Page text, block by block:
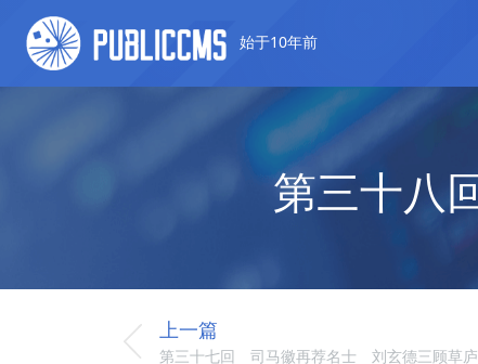
始于10年前
第三十八
上一篇
第三十七回 司马徽再荐名士 刘玄德三顾草庐